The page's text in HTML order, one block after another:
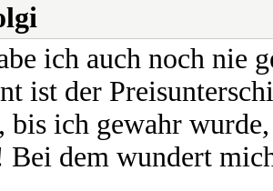
ich auch noch nie
ist der
bis ich gewahr
dem wundert